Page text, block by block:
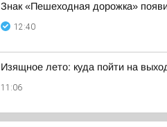
Знак «Пешеходная дорожка»
12:40
Изящное лето: куда пойти на
11:06